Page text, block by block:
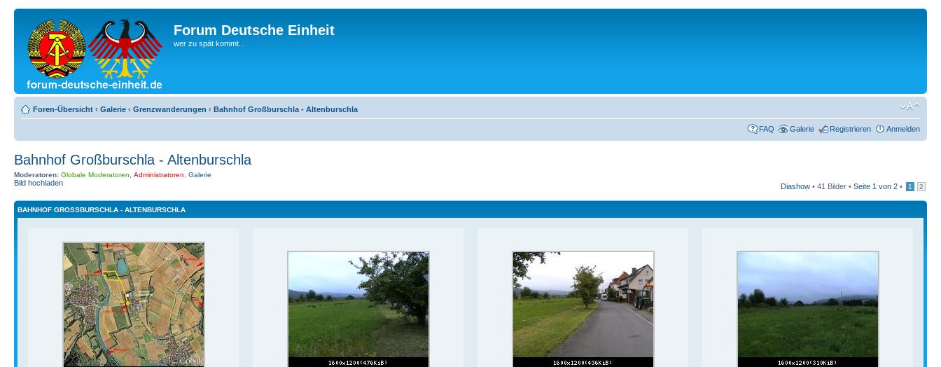
Forum Deutsche Einheit
wer zu spät kommt...
Foren-Übersicht ‹ Galerie ‹ Grenzwanderungen ‹ Bahnhof Großburschla - Altenburschla
FAQ Galerie Registrieren Anmelden
Bahnhof Großburschla - Altenburschla
Moderatoren: Globale Moderatoren Administratoren Galerie
Bild hochladen 41 Bilder • Seite 1 von 2 • 1 2
Diashow •
BAHNHOF GROSSBURSCHLA - ALTENBURSCHLA